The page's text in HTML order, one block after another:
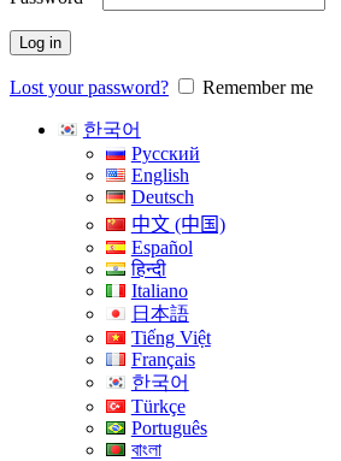
Log in
Lost your password? Remember me
한국어
Русский
English
Deutsch
中文 (中国)
Español
हिन्दी
Italiano
日本語
Tiếng Việt
Français
한국어
Türkçe
Português
বাংলা